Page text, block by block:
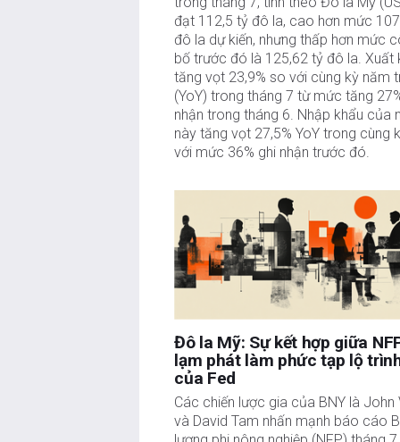
đạt 112,5 tỷ đô la, cao hơn mức
đô la dự kiến, nhưng thấp hơn mức
bố trước đó là 125,62 tỷ đô la. Xuất
tăng vọt 23,9% so với cùng kỳ năm
(YoY) trong tháng 7 từ mức tăng
nhận trong tháng 6. Nhập khẩu của
này tăng vọt 27,5% YoY trong cùng
với mức 36% ghi nhận trước đó.
Đô la Mỹ: Sự kết hợp giữa
lạm phát làm phức tạp lộ
của Fed
Các chiến lược gia của BNY là John
và David Tam nhấn mạnh báo cáo